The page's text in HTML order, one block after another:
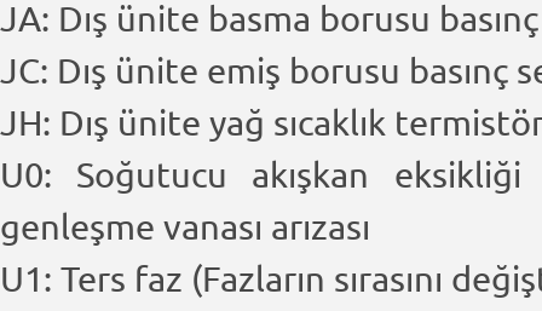
JA: Dış ünite basma borusu
JC: Dış ünite emiş borusu basınç
JH: Dış ünite yağ sıcaklık
U0: Soğutucu akışkan
genleşme vanası arızası
U1: Ters faz (Fazların sırasını